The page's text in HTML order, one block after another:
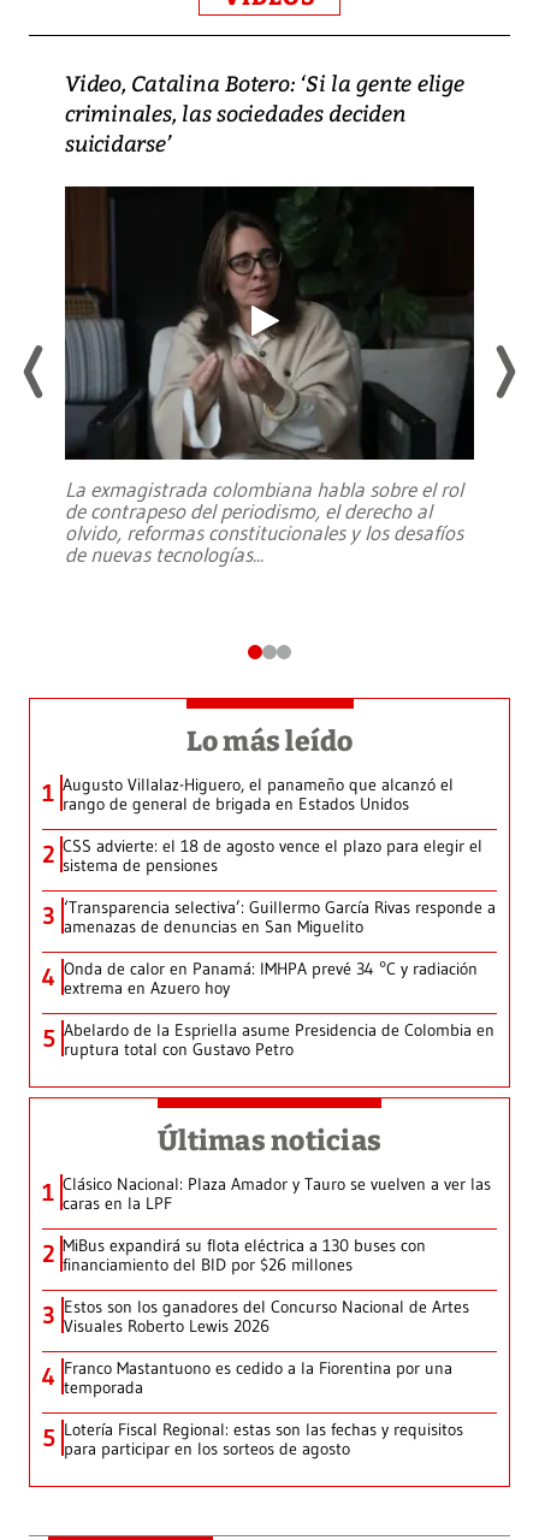
Video, Catalina Botero: ‘Si la gente elige
criminales, las sociedades deciden
suicidarse’
La exmagistrada colombiana habla sobre el rol
de contrapeso del periodismo, el derecho al
olvido, reformas constitucionales y los desafíos
de nuevas tecnologías...
Lo más leído
1 Augusto Villalaz-Higuero, el panameño que alcanzó el
rango de general de brigada en Estados Unidos
2 CSS advierte: el 18 de agosto vence el plazo para elegir el
sistema de pensiones
3 ‘Transparencia selectiva’: Guillermo García Rivas responde a
amenazas de denuncias en San Miguelito
4 Onda de calor en Panamá: IMHPA prevé 34 °C y radiación
extrema en Azuero hoy
5 Abelardo de la Espriella asume Presidencia de Colombia en
ruptura total con Gustavo Petro
Últimas noticias
1 Clásico Nacional: Plaza Amador y Tauro se vuelven a ver las
caras en la LPF
2 MiBus expandirá su flota eléctrica a 130 buses con
financiamiento del BID por $26 millones
3 Estos son los ganadores del Concurso Nacional de Artes
Visuales Roberto Lewis 2026
4 Franco Mastantuono es cedido a la Fiorentina por una
temporada
5 Lotería Fiscal Regional: estas son las fechas y requisitos
para participar en los sorteos de agosto